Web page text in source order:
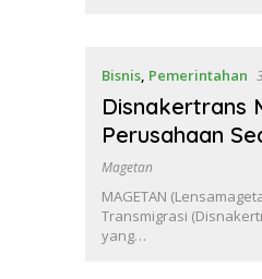
Bisnis, Pemerintahan
Disnakertrans
Perusahaan
Magetan
MAGETAN
Transmigrasi
yang…